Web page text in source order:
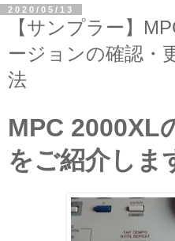
2020/05/13
【サンプラー】
ージョンの確認・
法
MPC 2000XL
をご紹介しま